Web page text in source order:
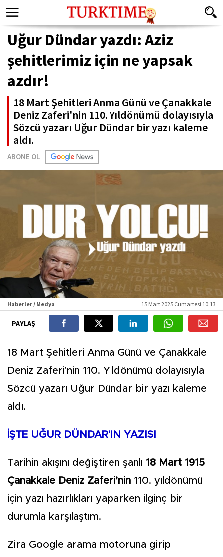
Uğur Dündar yazdı: Aziz
şehitlerimiz için ne yapsak
azdır!
18 Mart Şehitleri Anma Günü ve Çanakkale
Deniz Zaferi'nin 110. Yıldönümü dolayısıyla
Sözcü yazarı Uğur Dündar bir yazı kaleme
aldı.
ABONE OL
Haberler / Medya 15 Mart 2025 Cumartesi 10:13
PAYLAŞ
18 Mart Şehitleri Anma Günü ve Çanakkale
Deniz Zaferi'nin 110. Yıldönümü dolayısıyla
Sözcü yazarı Uğur Dündar bir yazı kaleme
aldı.
İŞTE UĞUR DÜNDAR'IN YAZISI
Tarihin akışını değiştiren şanlı 18 Mart 1915
Çanakkale Deniz Zaferi’nin 110. yıldönümü
için yazı hazırlıkları yaparken ilginç bir
durumla karşılaştım.
Zira Google arama motoruna girip